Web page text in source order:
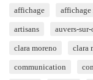
affichage
artisans auvers-sur-
clara moreno clara
communication